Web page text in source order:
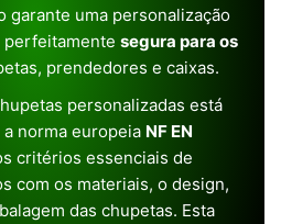
garante uma personalização
perfeitamente segura para os
prendedores e caixas.
personalizadas está
norma europeia NF EN
critérios essenciais de
com os materiais, o design,
das chupetas. Esta